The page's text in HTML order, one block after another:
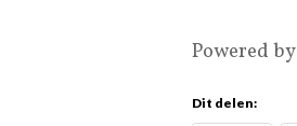
Powered by
Dit delen: